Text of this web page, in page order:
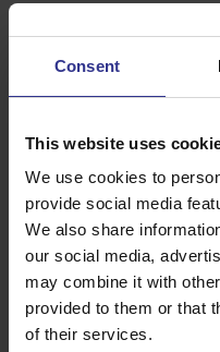
Consent
This website uses
We use cookies to
provide social media
We also share
our social media,
may combine it with
provided to them or that
of their services.
Automatisch 4
100km gratis daarna
24/7 pechhulpdoor